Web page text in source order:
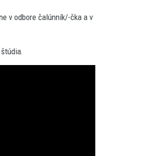
v odbore čalúnník/-čka a v